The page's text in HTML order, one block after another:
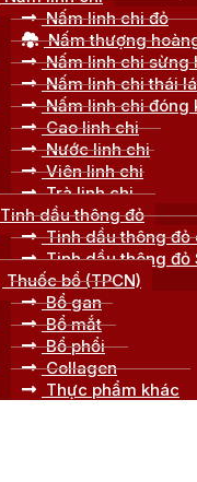
Nấm linh chi đỏ
Nấm thượng
Nấm linh chi sừng
Nấm linh chi thái
Nấm linh chi đóng
Cao linh chi
Nước linh chi
Viên linh chi
Trà linh chi
Tinh dầu thông đỏ
Tinh dầu thông đỏ
Tinh dầu thông đỏ
Thuốc bổ (TPCN)
Bổ gan
Bổ mắt
Bổ phổi
Collagen
Thực phẩm khác